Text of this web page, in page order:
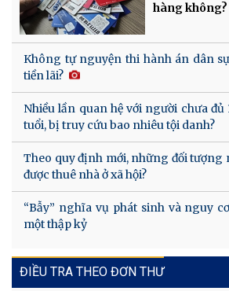
hàng không?
Không tự nguyện thi hành án dân
tiền lãi?
Nhiều lần quan hệ với người chưa đủ
tuổi, bị truy cứu bao nhiêu tội danh?
Theo quy định mới, những đối tượng
được thuê nhà ở xã hội?
“Bẫy” nghĩa vụ phát sinh và nguy
một thập kỷ
ĐIỀU TRA THEO ĐƠN THƯ